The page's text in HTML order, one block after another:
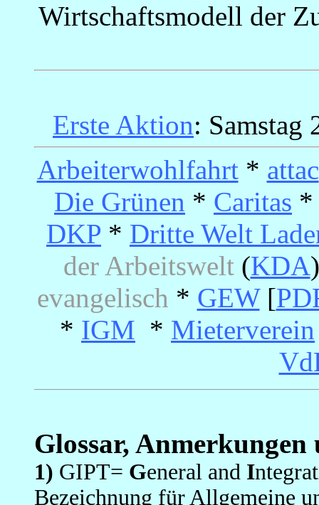
Wirtschaftsmodell der
Erste Aktion: Samstag
Arbeiterwohlfahrt* attac
Die Grünen * Caritas
DKP * Dritte Welt
der Arbeitswelt(KDA
evangelisch * GEW[
* IGM * Mieterverein
Glossar,
1) GIPT= General and I
Bezeichnung für Allgemeine